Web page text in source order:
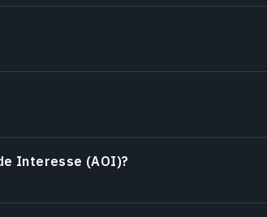
Interesse (AOI)?